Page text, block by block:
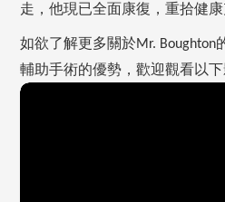
走，他現已全面康復，重拾健康
如欲了解更多關於Mr. Boughton
輔助手術的優勢，歡迎觀看以下